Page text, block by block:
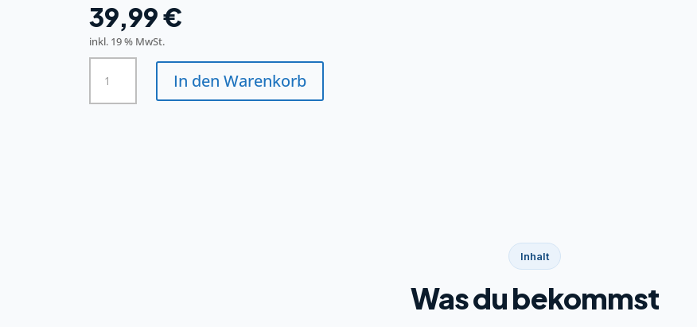
39,99€
inkl. 19 % MwSt.
Packmitteltechnologe/in
Menge
In den Warenkorb
Inhalt
Was du bekommst